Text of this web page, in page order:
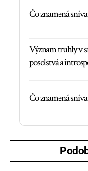
Čo znamená
Význam truhly v
posolstvá a
Čo znamená